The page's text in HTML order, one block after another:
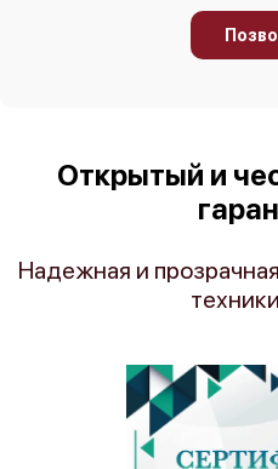
Открытый и
Надежная и